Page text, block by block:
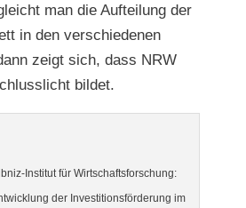
man die Aufteilung der
in den verschiedenen
zeigt sich, dass NRW
bildet.
Institut für Wirtschaftsforschung:
der Investitionsförderung im